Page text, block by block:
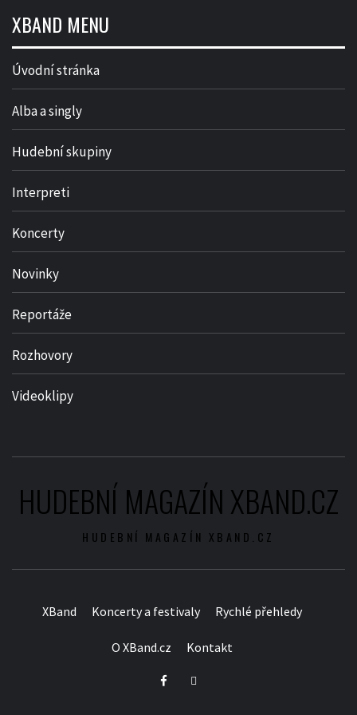
XBAND MENU
Úvodní stránka
Alba a singly
Hudební skupiny
Interpreti
Koncerty
Novinky
Reportáže
Rozhovory
Videoklipy
HUDEBNÍ MAGAZÍN XBAND.CZ
HUDEBNÍ MAGAZÍN XBAND.CZ
XBand Koncerty a festivaly Rychlé přehledy
O XBand.cz Kontakt
FacebookTwitter